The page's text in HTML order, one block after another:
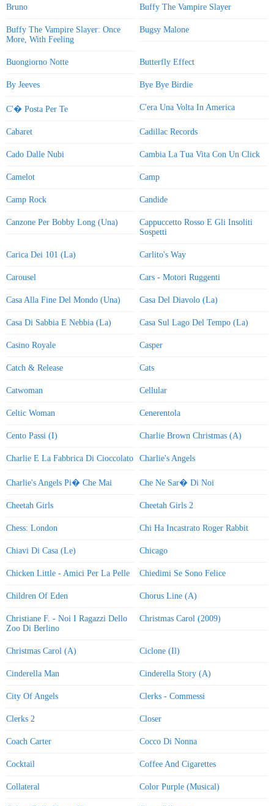
Bruno Buffy The Vampire Slayer
Buffy The Vampire Slayer: Once
More, With Feeling
Bugsy Malone
Buongiorno Notte Butterfly Effect
By Jeeves Bye Bye Birdie
C'� Posta Per Te C'era Una Volta In America
Cabaret Cadillac Records
Cado Dalle Nubi Cambia La Tua Vita Con Un Click
Camelot Camp
Camp Rock Candide
Canzone Per Bobby Long (Una)
Cappuccetto Rosso E Gli Insoliti
Sospetti
Carica Dei 101 (La) Carlito's Way
Carousel Cars - Motori Ruggenti
Casa Alla Fine Del Mondo (Una) Casa Del Diavolo (La)
Casa Di Sabbia E Nebbia (La) Casa Sul Lago Del Tempo (La)
Casino Royale Casper
Catch & Release Cats
Catwoman Cellular
Celtic Woman Cenerentola
Cento Passi (I) Charlie Brown Christmas (A)
Charlie E La Fabbrica Di Cioccolato Charlie's Angels
Charlie's Angels Pi� Che Mai Che Ne Sar� Di Noi
Cheetah Girls Cheetah Girls 2
Chess: London Chi Ha Incastrato Roger Rabbit
Chiavi Di Casa (Le) Chicago
Chicken Little - Amici Per La Pelle Chiedimi Se Sono Felice
Children Of Eden Chorus Line (A)
Christiane F. - Noi I Ragazzi Dello
Zoo Di Berlino
Christmas Carol (2009)
Christmas Carol (A) Ciclone (Il)
Cinderella Man Cinderella Story (A)
City Of Angels Clerks - Commessi
Clerks 2 Closer
Coach Carter Cocco Di Nonna
Cocktail Coffee And Cigarettes
Collateral Color Purple (Musical)